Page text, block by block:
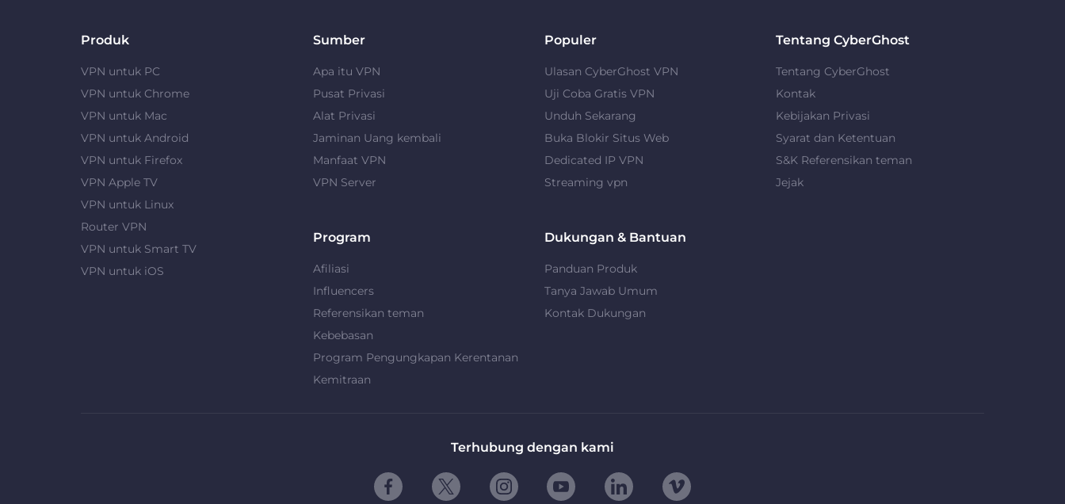
Produk
VPN untuk PC
VPN untuk Chrome
VPN untuk Mac
VPN untuk Android
VPN untuk Firefox
VPN Apple TV
VPN untuk Linux
Router VPN
VPN untuk Smart TV
VPN untuk iOS
Sumber
Apa itu VPN
Pusat Privasi
Alat Privasi
Jaminan Uang kembali
Manfaat VPN
VPN Server
Populer
Ulasan CyberGhost VPN
Uji Coba Gratis VPN
Unduh Sekarang
Buka Blokir Situs Web
Dedicated IP VPN
Streaming vpn
Tentang CyberGhost
Tentang CyberGhost
Kontak
Kebijakan Privasi
Syarat dan Ketentuan
S&K Referensikan teman
Jejak
Program
Afiliasi
Influencers
Referensikan teman
Kebebasan
Program Pengungkapan Kerentanan
Kemitraan
Dukungan & Bantuan
Panduan Produk
Tanya Jawab Umum
Kontak Dukungan
Terhubung dengan kami